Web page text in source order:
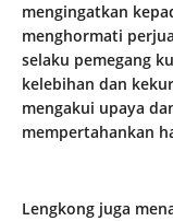
mengingatkan
menghormati
selaku pemegang
kelebihan dan
mengakui upaya
mempertahankan
Lengkong juga